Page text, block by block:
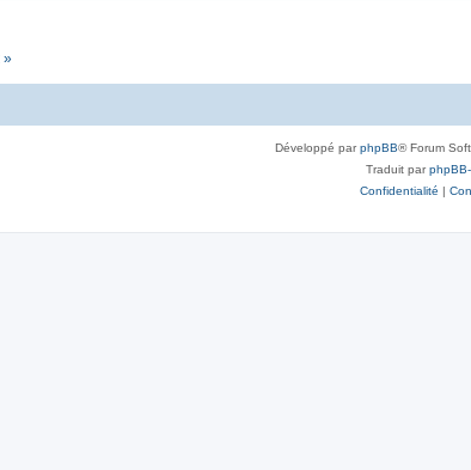
»
Développé parphpBB® Forum
Traduit par
Confidentialité |